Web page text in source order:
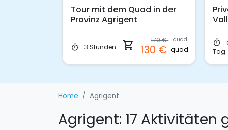
Tour mit dem Quad in der
Provinz Agrigent
timer 3 Stunden shopping_cart 179 € quad
130 € quad
dei
timer
Tag
Home Agrigent
Agrigent: 17 Aktivitäten